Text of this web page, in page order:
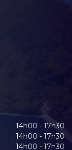
14h00 - 17h30
14h00 - 17h30
14h00 - 17h30